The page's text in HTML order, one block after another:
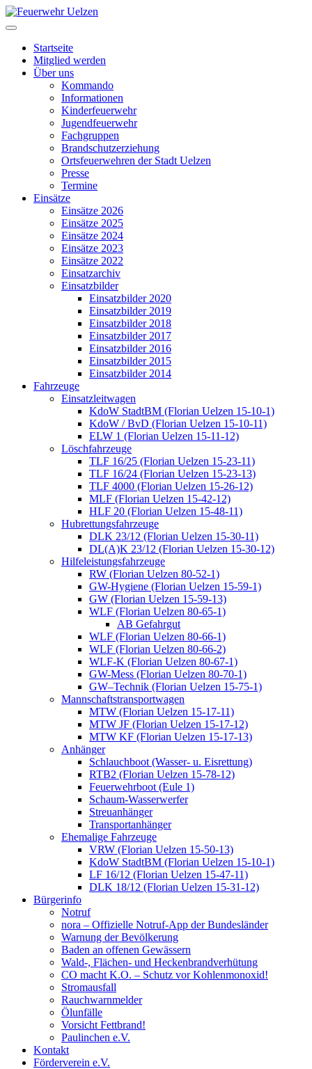
Startseite
Mitglied werden
Über uns
Kommando
Informationen
Kinderfeuerwehr
Jugendfeuerwehr
Fachgruppen
Brandschutzerziehung
Ortsfeuerwehren der Stadt Uelzen
Presse
Termine
Einsätze
Einsätze 2026
Einsätze 2025
Einsätze 2024
Einsätze 2023
Einsätze 2022
Einsatzarchiv
Einsatzbilder
Einsatzbilder 2020
Einsatzbilder 2019
Einsatzbilder 2018
Einsatzbilder 2017
Einsatzbilder 2016
Einsatzbilder 2015
Einsatzbilder 2014
Fahrzeuge
Einsatzleitwagen
KdoW StadtBM (Florian Uelzen 15-10-1)
KdoW / BvD (Florian Uelzen 15-10-11)
ELW 1 (Florian Uelzen 15-11-12)
Löschfahrzeuge
TLF 16/25 (Florian Uelzen 15-23-11)
TLF 16/24 (Florian Uelzen 15-23-13)
TLF 4000 (Florian Uelzen 15-26-12)
MLF (Florian Uelzen 15-42-12)
HLF 20 (Florian Uelzen 15-48-11)
Hubrettungsfahrzeuge
DLK 23/12 (Florian Uelzen 15-30-11)
DL(A)K 23/12 (Florian Uelzen 15-30-12)
Hilfeleistungsfahrzeuge
RW (Florian Uelzen 80-52-1)
GW-Hygiene (Florian Uelzen 15-59-1)
GW (Florian Uelzen 15-59-13)
WLF (Florian Uelzen 80-65-1)
AB Gefahrgut
WLF (Florian Uelzen 80-66-1)
WLF (Florian Uelzen 80-66-2)
WLF-K (Florian Uelzen 80-67-1)
GW-Mess (Florian Uelzen 80-70-1)
GW–Technik (Florian Uelzen 15-75-1)
Mannschaftstransportwagen
MTW (Florian Uelzen 15-17-11)
MTW JF (Florian Uelzen 15-17-12)
MTW KF (Florian Uelzen 15-17-13)
Anhänger
Schlauchboot (Wasser- u. Eisrettung)
RTB2 (Florian Uelzen 15-78-12)
Feuerwehrboot (Eule 1)
Schaum-Wasserwerfer
Streuanhänger
Transportanhänger
Ehemalige Fahrzeuge
VRW (Florian Uelzen 15-50-13)
KdoW StadtBM (Florian Uelzen 15-10-1)
LF 16/12 (Florian Uelzen 15-47-11)
DLK 18/12 (Florian Uelzen 15-31-12)
Bürgerinfo
Notruf
nora – Offizielle Notruf-App der Bundesländer
Warnung der Bevölkerung
Baden an offenen Gewässern
Wald-, Flächen- und Heckenbrandverhütung
CO macht K.O. – Schutz vor Kohlenmonoxid!
Stromausfall
Rauchwarnmelder
Ölunfälle
Vorsicht Fettbrand!
Paulinchen e.V.
Kontakt
Förderverein e.V.